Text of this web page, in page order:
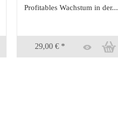
Profitables Wachstum in der...
29,00 € *